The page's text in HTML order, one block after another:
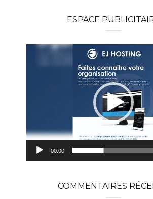
ESPACE
Lecteur
vidéo
00:00
COMMENTAIRES